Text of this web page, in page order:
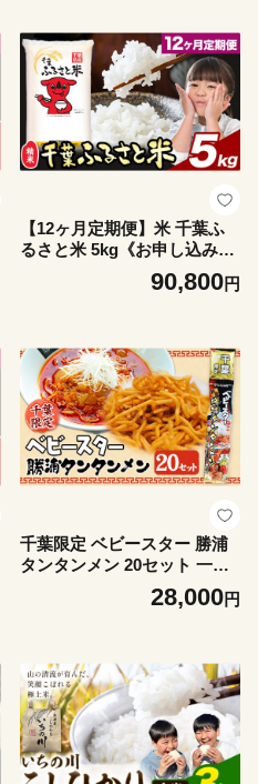
【12ヶ月定期便】米 千葉ふ
るさと米 5kg《お申し込み月
の翌月から出荷開始》ブレン
ド米 千葉県 勝浦市 米 白米
90,800円
千葉限定 ベビースター 勝浦
タンタンメン 20セット 一般
社団法人勝浦市観光協会《30
日以内に出荷予定(土日祝除
担々麺【配送不可地域あり】
(離島)
28,000円